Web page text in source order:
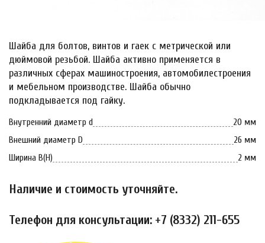
Шайба для болтов, винтов и гаек с метрической или
дюймовой резьбой. Шайба активно применяется в
различных сферах машиностроения, автомобилестроения
и мебельном производстве. Шайба обычно
подкладывается под гайку.
Внутренний диаметр d
20 мм
Внешний диаметр D
26 мм
Ширина B(H)
2 мм
Наличие и стоимость уточняйте.
Телефон для консультации: +7 (8332) 211-655